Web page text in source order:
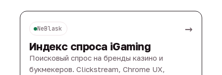
NeBlask →
Индекс спроса iGaming
Поисковый спрос на бренды казино и
букмекеров. Clickstream, Chrome UX,